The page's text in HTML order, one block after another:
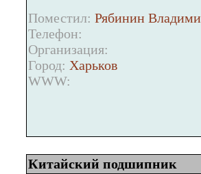
Поместил: Рябинин
Телефон:
Организация:
Город: Харьков
WWW:
Китайский подшипник